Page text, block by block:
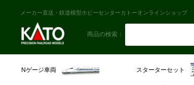
メーカー直送・鉄道模型ホビーセンターカトーオンラインショップ
商品の検索：
Nゲージ車両 スターターセット